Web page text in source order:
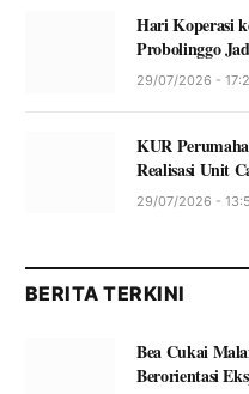
Hari Koperasi
Probolinggo
29/07/2026 -
KUR
Realisasi Unit
29/07/2026 -
BERITA TERKINI
Bea Cukai
Berorientasi